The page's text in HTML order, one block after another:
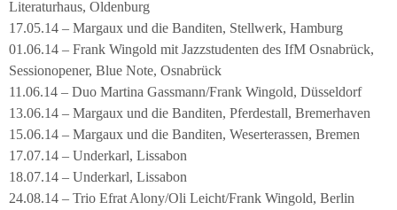
Literaturhaus, Oldenburg
17.05.14 – Margaux und die Banditen, Stellwerk, Hamburg
01.06.14 – Frank Wingold mit Jazzstudenten des IfM Osnabrück,
Sessionopener, Blue Note, Osnabrück
11.06.14 – Duo Martina Gassmann/Frank Wingold, Düsseldorf
13.06.14 – Margaux und die Banditen, Pferdestall, Bremerhaven
15.06.14 – Margaux und die Banditen, Weserterassen, Bremen
17.07.14 – Underkarl, Lissabon
18.07.14 – Underkarl, Lissabon
24.08.14 – Trio Efrat Alony/Oli Leicht/Frank Wingold, Berlin